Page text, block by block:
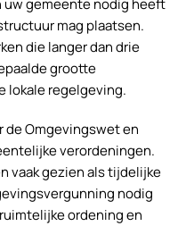
gemeente nodig heeft
mag plaatsen.
die langer dan drie
grootte
lokale regelgeving.
de Omgevingswet en
verordeningen.
vaak gezien als tijdelijke
nodig
ordening en